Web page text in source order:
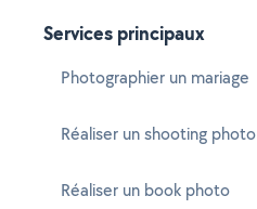
Services principaux
Photographier un mariage
Réaliser un shooting photo
Réaliser un book photo